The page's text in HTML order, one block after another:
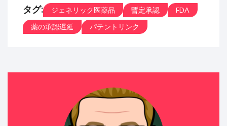
タグ: ジェネリック医薬品 暫定承認
FDA
薬の承認遅延
パテントリンク